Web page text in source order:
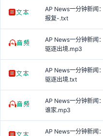
AP News一分钟新闻
报复-.txt
AP News一分钟新闻
驱逐出境.mp3
AP News一分钟新闻
驱逐出境.txt
AP News一分钟新闻
谁家.mp3
AP News一分钟新闻